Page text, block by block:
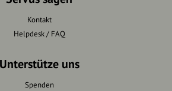
Kontakt
Helpdesk / FAQ
Unterstütze uns
Spenden